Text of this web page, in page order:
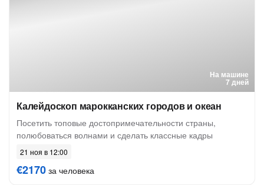
На машине
7 дней
Калейдоскоп марокканских городов и океан
Посетить топовые достопримечательности страны,
полюбоваться волнами и сделать классные кадры
21 ноя в 12:00
€2170 за человека